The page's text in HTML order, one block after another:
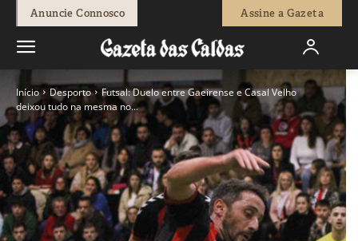
Anuncie Connosco Assine a Gazeta
Início Desporto
Futsal: Duelo entre Gaeirense e Casal Velho
deixou tudo na mesma no...